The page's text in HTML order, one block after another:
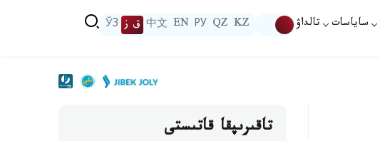
ساياسات تالداۋ KZ
QZ
РУ
EN
中文 ق ز ЎЗ
تاقىرىپقا قاتىستى